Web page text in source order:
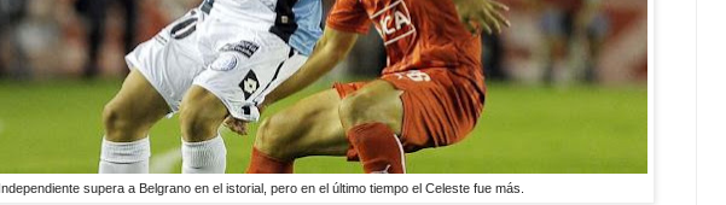
Independiente supera a Belgrano en el istorial, pero en el último tiempo el Celeste fue más.